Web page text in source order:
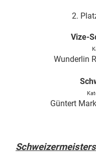
2.
Vize-
Wunderlin
Güntert